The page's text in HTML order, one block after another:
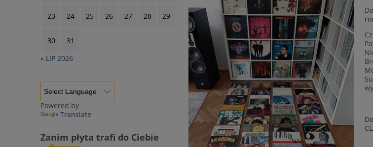
23 24 25 26 27 28 29
30
31
« LIP 2026
Powered by
Translate
Zanim płyta trafi do Ciebie